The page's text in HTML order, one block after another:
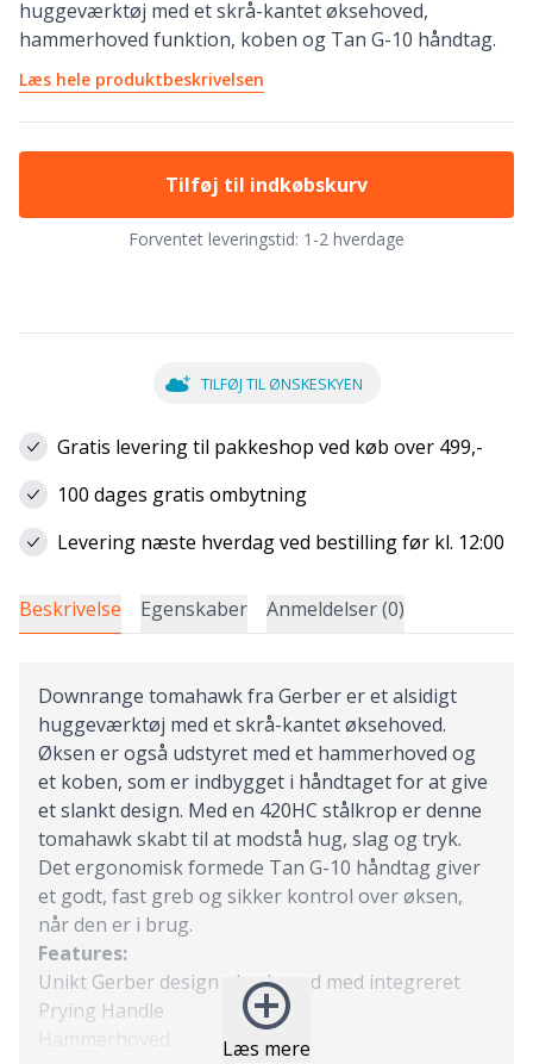
huggeværktøj med et skrå-kantet øksehoved,
hammerhoved funktion, koben og Tan G-10 håndtag.
Læs hele produktbeskrivelsen
Tilføj til indkøbskurv
Forventet leveringstid: 1-2 hverdage
TILFØJ TIL ØNSKESKYEN
Gratis levering til pakkeshop ved køb over 499,-
100 dages gratis ombytning
Levering næste hverdag ved bestilling før kl. 12:00
Beskrivelse Egenskaber Anmeldelser (0)
Læs mere
Downrange tomahawk fra Gerber er et alsidigt
huggeværktøj med et skrå-kantet øksehoved.
Øksen er også udstyret med et hammerhoved og
et koben, som er indbygget i håndtaget for at give
et slankt design. Med en 420HC stålkrop er denne
tomahawk skabt til at modstå hug, slag og tryk.
Det ergonomisk formede Tan G-10 håndtag giver
et godt, fast greb og sikker kontrol over øksen,
når den er i brug.
Features:
Unikt Gerber design øksehoved med integreret
Prying Handle
Hammerhoved